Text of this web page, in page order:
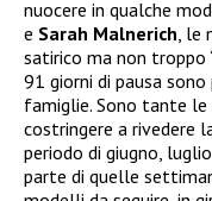
nuocere in qualche
e Sarah Malnerich, le
satirico ma non troppo
91 giorni di pausa
famiglie. Sono tante le
costringere a rivedere
periodo di giugno,
parte di quelle